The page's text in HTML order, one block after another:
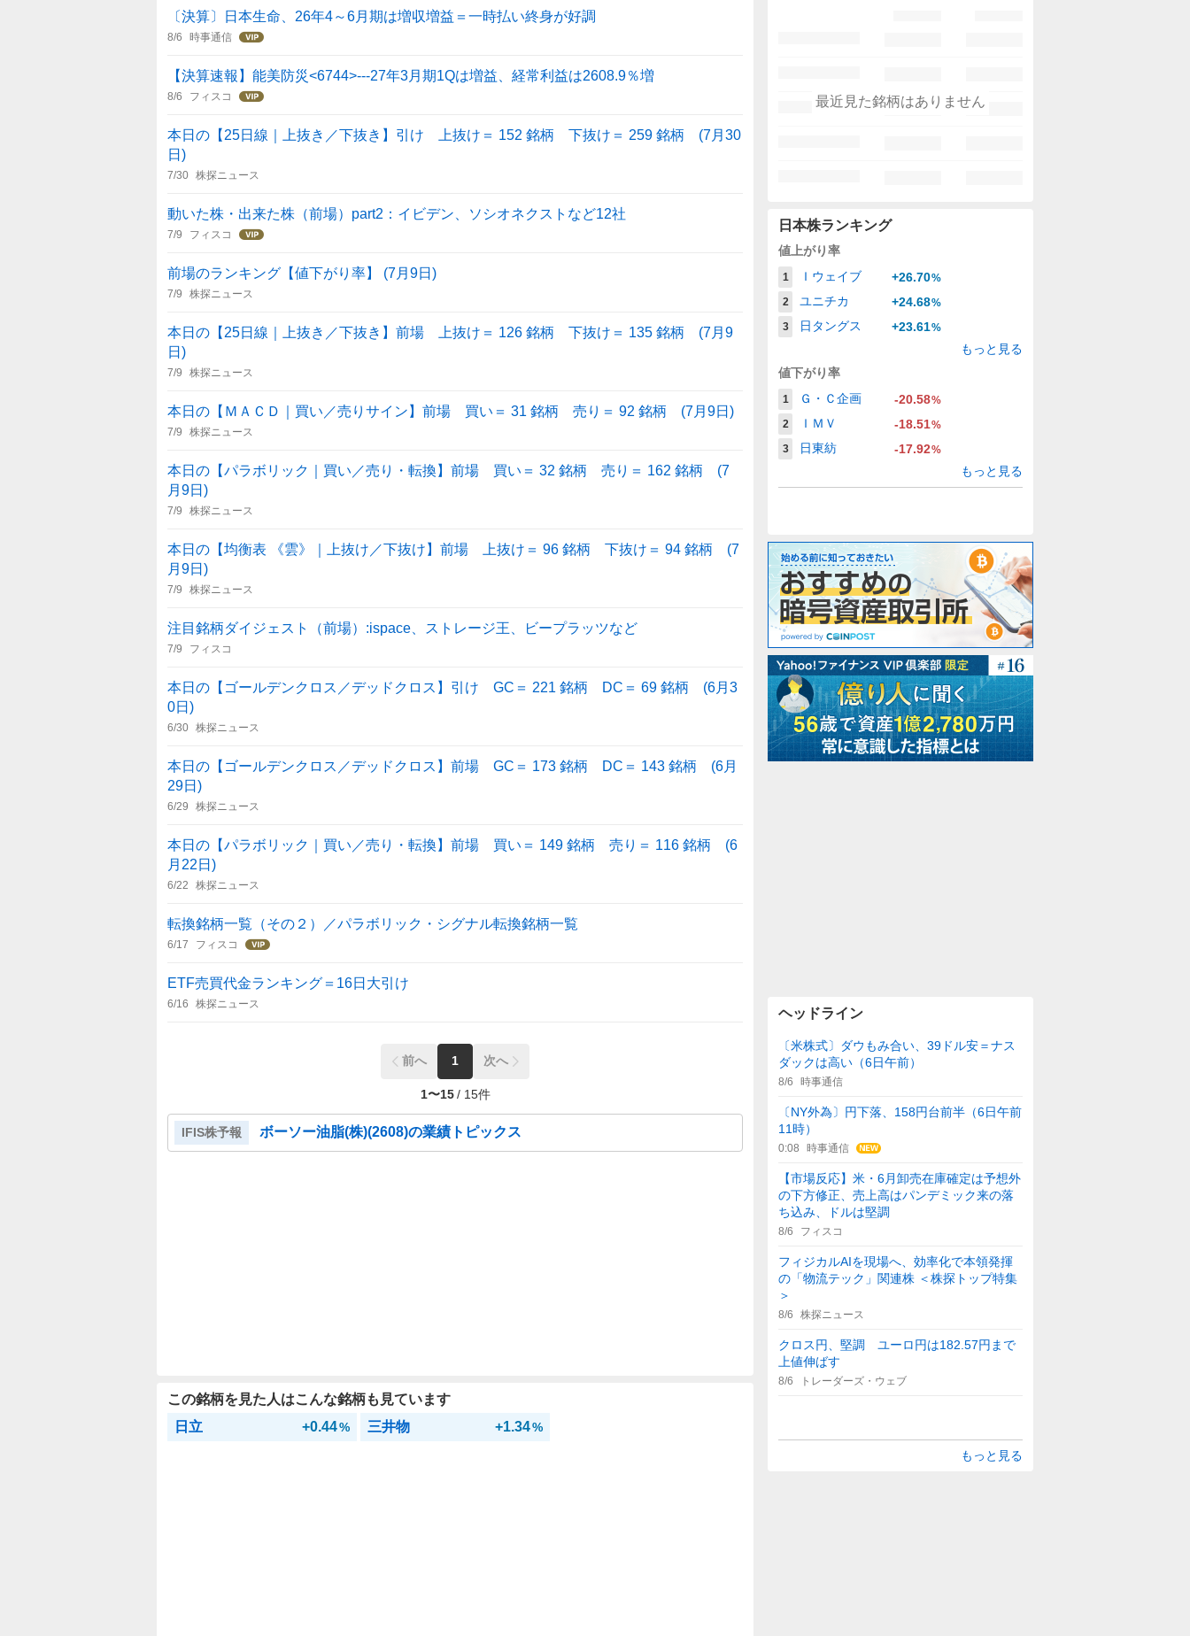
〔決算〕日本生命、26年4～6月期は増収増益＝一時払い終身が好調
8/6 時事通信
【決算速報】能美防災<6744>---27年3月期1Qは増益、経常利益は2608.9％増
8/6 フィスコ
本日の【25日線｜上抜き／下抜き】引け 上抜け＝ 152 銘柄 下抜け＝ 259 銘柄 (7月30
日)
7/30 株探ニュース
動いた株・出来た株（前場）part2：イビデン、ソシオネクストなど12社
7/9 フィスコ
前場のランキング【値下がり率】 (7月9日)
7/9 株探ニュース
本日の【25日線｜上抜き／下抜き】前場 上抜け＝ 126 銘柄 下抜け＝ 135 銘柄 (7月9
日)
7/9 株探ニュース
本日の【ＭＡＣＤ｜買い／売りサイン】前場 買い＝ 31 銘柄 売り＝ 92 銘柄 (7月9日)
7/9 株探ニュース
本日の【パラボリック｜買い／売り・転換】前場 買い＝ 32 銘柄 売り＝ 162 銘柄 (7
月9日)
7/9 株探ニュース
本日の【均衡表 《雲》｜上抜け／下抜け】前場 上抜け＝ 96 銘柄 下抜け＝ 94 銘柄 (7
月9日)
7/9 株探ニュース
注目銘柄ダイジェスト（前場）:ispace、ストレージ王、ビープラッツなど
7/9 フィスコ
本日の【ゴールデンクロス／デッドクロス】引け GC＝ 221 銘柄 DC＝ 69 銘柄 (6月3
0日)
6/30 株探ニュース
本日の【ゴールデンクロス／デッドクロス】前場 GC＝ 173 銘柄 DC＝ 143 銘柄 (6月
29日)
6/29 株探ニュース
本日の【パラボリック｜買い／売り・転換】前場 買い＝ 149 銘柄 売り＝ 116 銘柄 (6
月22日)
6/22 株探ニュース
転換銘柄一覧（その２）／パラボリック・シグナル転換銘柄一覧
6/17 フィスコ
ETF売買代金ランキング＝16日大引け
6/16 株探ニュース
前へ 1 次へ
1〜15 / 15件
IFIS株予報 ボーソー油脂(株)(2608)の業績トピックス
この銘柄を見た人はこんな銘柄も見ています
日立
+0.44% 三井物 +1.34%
最近見た銘柄はありません
日本株ランキング
値上がり率
1 Ｉウェイブ +26.70%
2
ユニチカ +24.68%
3
日タングス +23.61%
もっと見る
値下がり率
1 Ｇ・Ｃ企画 -20.58%
2
ＩＭＶ -18.51%
3
日東紡 -17.92%
もっと見る
ヘッドライン
〔米株式〕ダウもみ合い、39ドル安＝ナス
ダックは高い（6日午前）
8/6 時事通信
〔NY外為〕円下落、158円台前半（6日午前
11時）
0:08 時事通信
【市場反応】米・6月卸売在庫確定は予想外
の下方修正、売上高はパンデミック来の落
ち込み、ドルは堅調
8/6 フィスコ
フィジカルAIを現場へ、効率化で本領発揮
の「物流テック」関連株 ＜株探トップ特集
＞
8/6 株探ニュース
クロス円、堅調 ユーロ円は182.57円まで
上値伸ばす
8/6 トレーダーズ・ウェブ
もっと見る